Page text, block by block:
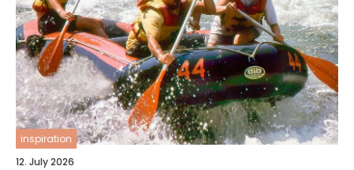
inspiration
12. July 2026